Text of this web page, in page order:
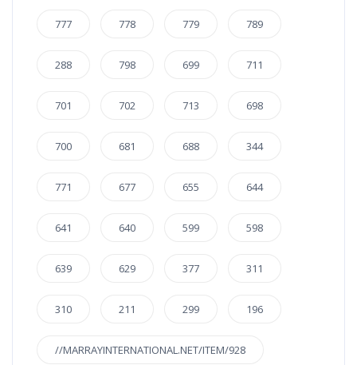
777 778 779 789
288 798 699 711
701 702 713 698
700 681 688 344
771 677 655 644
641 640 599 598
639 629 377 311
310 211 299 196
//MARRAYINTERNATIONAL.NET/ITEM/928